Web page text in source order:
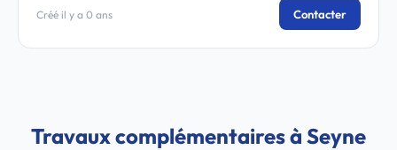
Créé il y a 0 ans Contacter
Travaux complémentaires à Seyne